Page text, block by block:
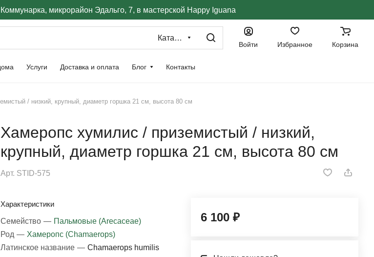
Коммунарка, микрорайон Эдальго, 7, в мастерской Happy Iguana
Каталог
Войти Избранное Корзина
Услуги Доставка и оплата Блог Контакты
/ низкий, крупный, диаметр горшка 21 см, высота 80 см
Хамеропс хумилис / приземистый / низкий,
крупный, диаметр горшка 21 см, высота 80 см
Арт. STID-575
Характеристики
Семейство — Пальмовые (Arecaceae)
Род — Хамеропс (Chamaerops)
Латинское название — Chamaerops humilis
6 100 ₽